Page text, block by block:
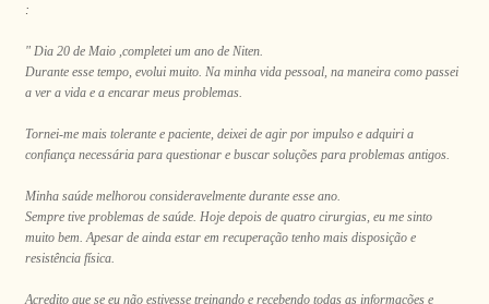
:
" Dia 20 de Maio ,completei um ano de Niten.
Durante esse tempo, evolui muito. Na minha vida pessoal, na maneira como passei
a ver a vida e a encarar meus problemas.
Tornei-me mais tolerante e paciente, deixei de agir por impulso e adquiri a
confiança necessária para questionar e buscar soluções para problemas antigos.
Minha saúde melhorou consideravelmente durante esse ano.
Sempre tive problemas de saúde. Hoje depois de quatro cirurgias, eu me sinto
muito bem. Apesar de ainda estar em recuperação tenho mais disposição e
resistência física.
Acredito que se eu não estivesse treinando e recebendo todas as informações e